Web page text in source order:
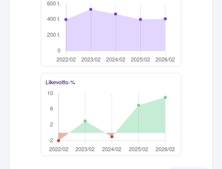
Liikevoitto-%